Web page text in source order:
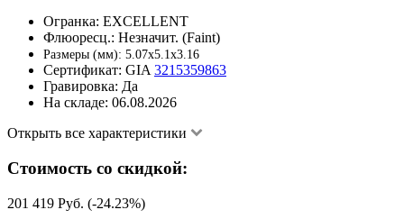
Огранка: EXCELLENT
Флюоресц.: Незначит. (Faint)
Размеры (мм): 5.07x5.1x3.16
Сертификат: GIA 3215359863
Гравировка: Да
На складе: 06.08.2026
Открыть все характеристики
Стоимость со скидкой:
201 419 Руб. (-24.23%)